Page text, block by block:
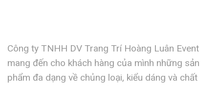
Công ty TNHH DV Trang Trí Hoàng Luân Event
mang đến cho khách hàng của mình những sản
phẩm đa dạng về chủng loại, kiểu dáng và chất